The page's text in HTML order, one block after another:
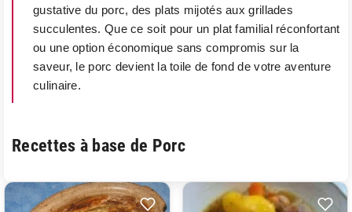
gustative du porc, des plats mijotés aux grillades
succulentes. Que ce soit pour un plat familial réconfortant
ou une option économique sans compromis sur la
saveur, le porc devient la toile de fond de votre aventure
culinaire.
Recettes à base de Porc